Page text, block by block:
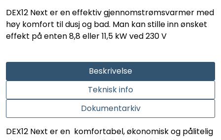
DEX12 Next er en effektiv gjennomstrømsvarmer med
høy komfort til dusj og bad. Man kan stille inn ønsket
effekt på enten 8,8 eller 11,5 kW ved 230 V
Beskrivelse
Teknisk info
Dokumentarkiv
DEX12 Next er en komfortabel, økonomisk og pålitelig
Marked
Aktuelt
Om oss